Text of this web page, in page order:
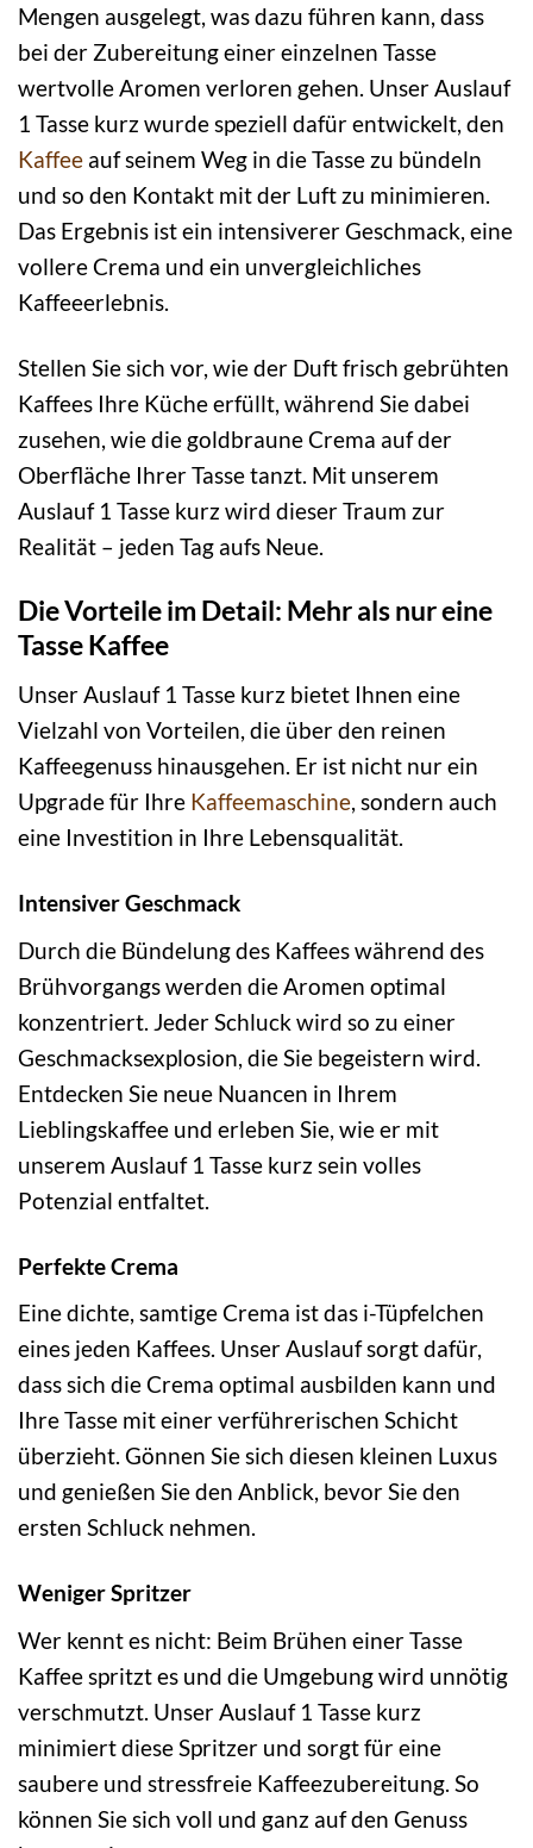
Mengen ausgelegt, was dazu führen kann, dass
bei der Zubereitung einer einzelnen Tasse
wertvolle Aromen verloren gehen. Unser Auslauf
1 Tasse kurz wurde speziell dafür entwickelt, den
Kaffee auf seinem Weg in die Tasse zu bündeln
und so den Kontakt mit der Luft zu minimieren.
Das Ergebnis ist ein intensiverer Geschmack, eine
vollere Crema und ein unvergleichliches
Kaffeeerlebnis.
Stellen Sie sich vor, wie der Duft frisch gebrühten
Kaffees Ihre Küche erfüllt, während Sie dabei
zusehen, wie die goldbraune Crema auf der
Oberfläche Ihrer Tasse tanzt. Mit unserem
Auslauf 1 Tasse kurz wird dieser Traum zur
Realität – jeden Tag aufs Neue.
Die Vorteile im Detail: Mehr als nur eine
Tasse Kaffee
Unser Auslauf 1 Tasse kurz bietet Ihnen eine
Vielzahl von Vorteilen, die über den reinen
Kaffeegenuss hinausgehen. Er ist nicht nur ein
Upgrade für Ihre Kaffeemaschine, sondern auch
eine Investition in Ihre Lebensqualität.
Intensiver Geschmack
Durch die Bündelung des Kaffees während des
Brühvorgangs werden die Aromen optimal
konzentriert. Jeder Schluck wird so zu einer
Geschmacksexplosion, die Sie begeistern wird.
Entdecken Sie neue Nuancen in Ihrem
Lieblingskaffee und erleben Sie, wie er mit
unserem Auslauf 1 Tasse kurz sein volles
Potenzial entfaltet.
Perfekte Crema
Eine dichte, samtige Crema ist das i-Tüpfelchen
eines jeden Kaffees. Unser Auslauf sorgt dafür,
dass sich die Crema optimal ausbilden kann und
Ihre Tasse mit einer verführerischen Schicht
überzieht. Gönnen Sie sich diesen kleinen Luxus
und genießen Sie den Anblick, bevor Sie den
ersten Schluck nehmen.
Weniger Spritzer
Wer kennt es nicht: Beim Brühen einer Tasse
Kaffee spritzt es und die Umgebung wird unnötig
verschmutzt. Unser Auslauf 1 Tasse kurz
minimiert diese Spritzer und sorgt für eine
saubere und stressfreie Kaffeezubereitung. So
können Sie sich voll und ganz auf den Genuss